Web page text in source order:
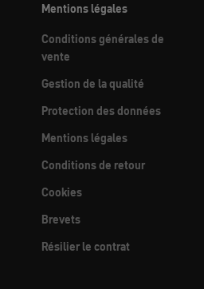
Mentions légales
Conditions générales de
vente
Gestion de la qualité
Protection des données
Mentions légales
Conditions de retour
Cookies
Brevets
Résilier le contrat